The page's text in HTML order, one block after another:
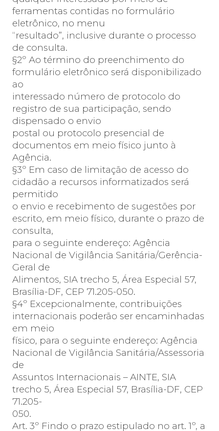
ferramentas contidas no formulário
eletrônico, no menu
“resultado”, inclusive durante o processo
de consulta.
§2º Ao término do preenchimento do
formulário eletrônico será disponibilizado
ao
interessado número de protocolo do
registro de sua participação, sendo
dispensado o envio
postal ou protocolo presencial de
documentos em meio físico junto à
Agência.
§3º Em caso de limitação de acesso do
cidadão a recursos informatizados será
permitido
o envio e recebimento de sugestões por
escrito, em meio físico, durante o prazo de
consulta,
para o seguinte endereço: Agência
Nacional de Vigilância Sanitária/Gerência-
Geral de
Alimentos, SIA trecho 5, Área Especial 57,
Brasília-DF, CEP 71.205-050.
§4º Excepcionalmente, contribuições
internacionais poderão ser encaminhadas
em meio
físico, para o seguinte endereço: Agência
Nacional de Vigilância Sanitária/Assessoria
de
Assuntos Internacionais – AINTE, SIA
trecho 5, Área Especial 57, Brasília-DF, CEP
71.205-
050.
Art. 3º Findo o prazo estipulado no art. 1º, a